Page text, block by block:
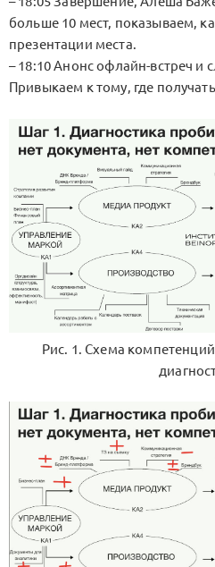
больше 10 мест, показываем,
презентации места.
– 18:10 Анонс офлайн-встреч и
Привыкаем к тому, где
Рис. 1. Схема